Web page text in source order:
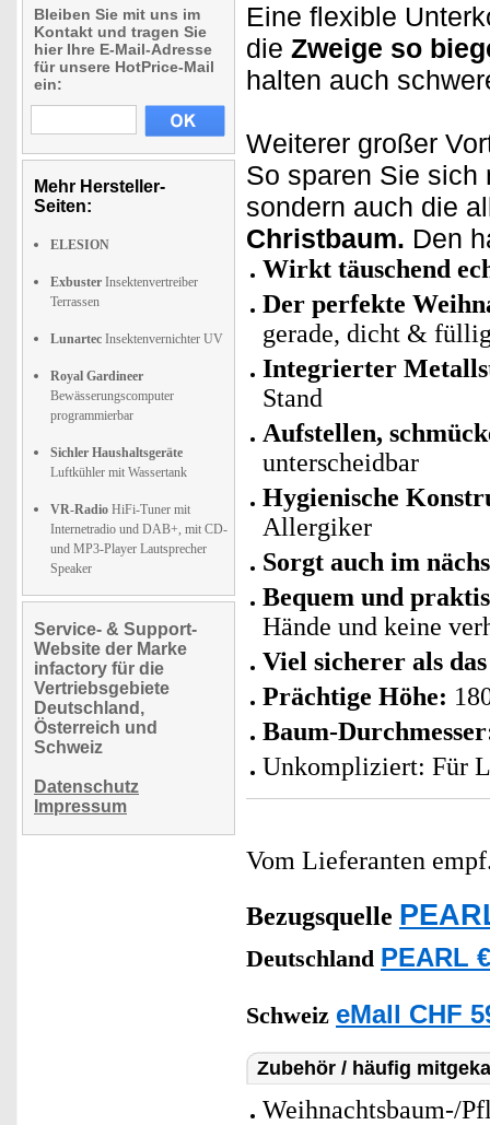
Bleiben Sie mit uns im
Kontakt und tragen Sie
hier Ihre E-Mail-Adresse
für unsere HotPrice-Mail
ein:
Mehr Hersteller-
Seiten:
ELESION
Exbuster Insektenvertreiber
Terrassen
Lunartec Insektenvernichter UV
Royal Gardineer
Bewässerungscomputer
programmierbar
Sichler Haushaltsgeräte
Luftkühler mit Wassertank
VR-Radio HiFi-Tuner mit
Internetradio und DAB+, mit CD-
und MP3-Player Lautsprecher
Speaker
Service- & Support-
Website der Marke
infactory für die
Vertriebsgebiete
Deutschland,
Österreich und
Schweiz
Datenschutz
Impressum
Eine flexible
die Zweige so
halten auch
Weiterer großer
So sparen Sie sich
sondern auch die
Christbaum. Den
Wirkt täuschend
Der perfekte
gerade, dicht &
Integrierter
Stand
Aufstellen,
unterscheidbar
Hygienische
Allergiker
Sorgt auch im
Bequem und
Hände und keine
Viel sicherer als
Prächtige Höhe:
Baum-
Unkompliziert: Für
Vom Lieferanten
Bezugsquelle
Deutschland PEARL
Schweiz eMall CHF
Zubehör / häufig
Weihnachtsbaum-/